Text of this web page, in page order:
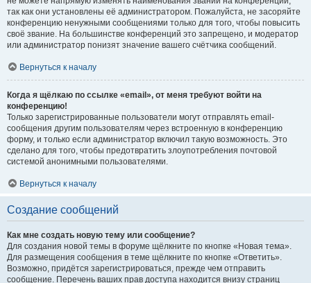
так как они установлены её администратором. Пожалуйста, не засоряйте
конференцию ненужными сообщениями только для того, чтобы повысить
своё звание. На большинстве конференций это запрещено, и модератор
или администратор понизят значение вашего счётчика сообщений.
Вернуться к началу
Когда я щёлкаю по ссылке «email», от меня требуют войти на
конференцию!
Только зарегистрированные пользователи могут отправлять email-
сообщения другим пользователям через встроенную в конференцию
форму, и только если администратор включил такую возможность. Это
сделано для того, чтобы предотвратить злоупотребления почтовой
системой анонимными пользователями.
Вернуться к началу
Создание сообщений
Как мне создать новую тему или сообщение?
Для создания новой темы в форуме щёлкните по кнопке «Новая тема».
Для размещения сообщения в теме щёлкните по кнопке «Ответить».
Возможно, придётся зарегистрироваться, прежде чем отправить
сообщение. Перечень ваших прав доступа находится внизу страниц